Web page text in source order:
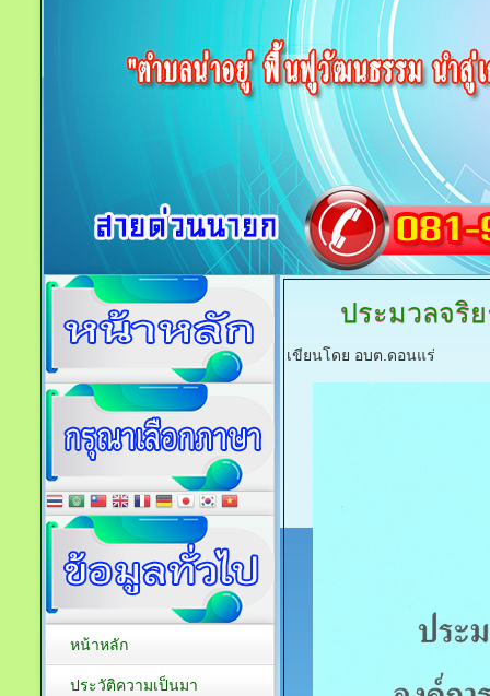
ประมวลจริ
เขียนโดย อบต.ดอนแร่
หน้าหลัก
ประวัติความเป็นมา